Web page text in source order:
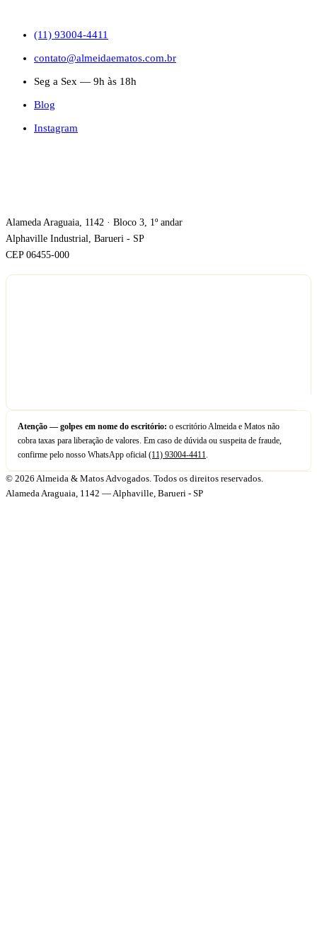
(11) 93004-4411
contato@almeidaematos.com.br
Seg a Sex — 9h às 18h
Blog
Instagram
Alameda Araguaia, 1142 · Bloco 3, 1º andar
Alphaville Industrial, Barueri - SP
CEP 06455-000
Atenção — golpes em nome do escritório: o escritório Almeida e Matos não
cobra taxas para liberação de valores. Em caso de dúvida ou suspeita de fraude,
confirme pelo nosso WhatsApp oficial (11) 93004-4411
© 2026 Almeida & Matos Advogados. Todos os direitos reservados.
Alameda Araguaia, 1142 — Alphaville, Barueri - SP